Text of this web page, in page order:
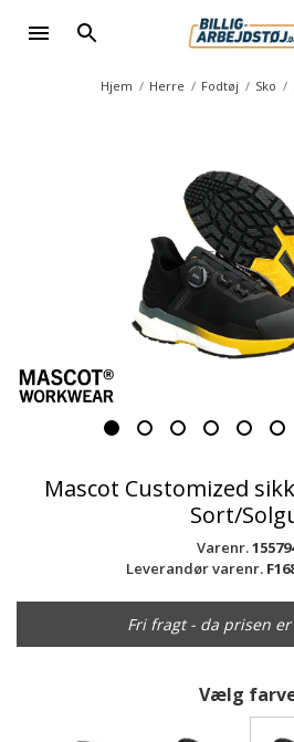
Hjem Herre Fodtøj Sko
Mascot Customized
Sort/
Varenr.
Leverandør varenr.
Fri fragt - da prisen er
Vælg